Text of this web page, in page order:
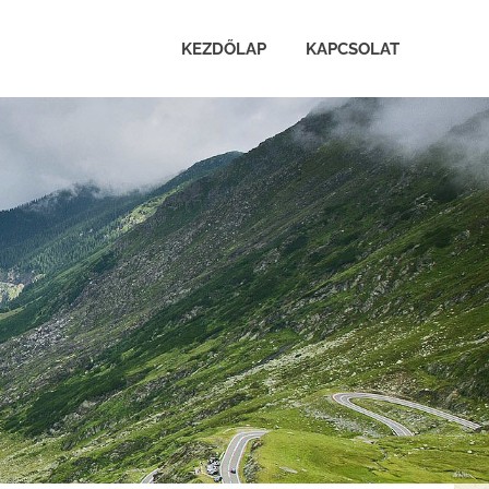
KEZDŐLAP KAPCSOLAT